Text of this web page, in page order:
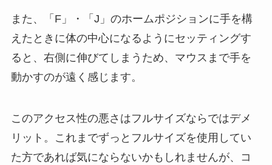
また、「F」・「J」のホームポジションに手を構
えたときに体の中心になるようにセッティングす
ると、右側に伸びてしまうため、マウスまで手を
動かすのが遠く感じます。
このアクセス性の悪さはフルサイズならではデメ
リット。これまでずっとフルサイズを使用してい
た方であれば気にならないかもしれませんが、コ